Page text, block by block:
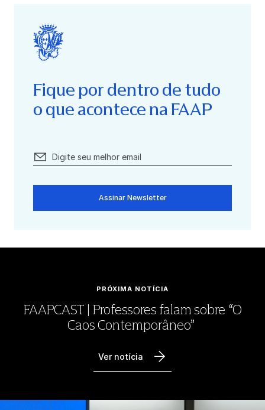
Fique por dentro de tudo
o que acontece na FAAP
Assinar Newsletter
PRÓXIMA NOTÍCIA
FAAPCAST | Professores falam sobre “O
Caos Contemporâneo”
Ver notícia